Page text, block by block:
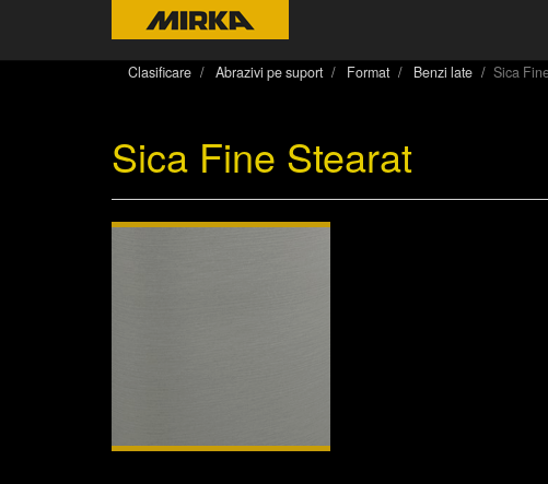
Clasificare Abrazivi pe suport Format Benzi late Sica
Sica Fine Stearat